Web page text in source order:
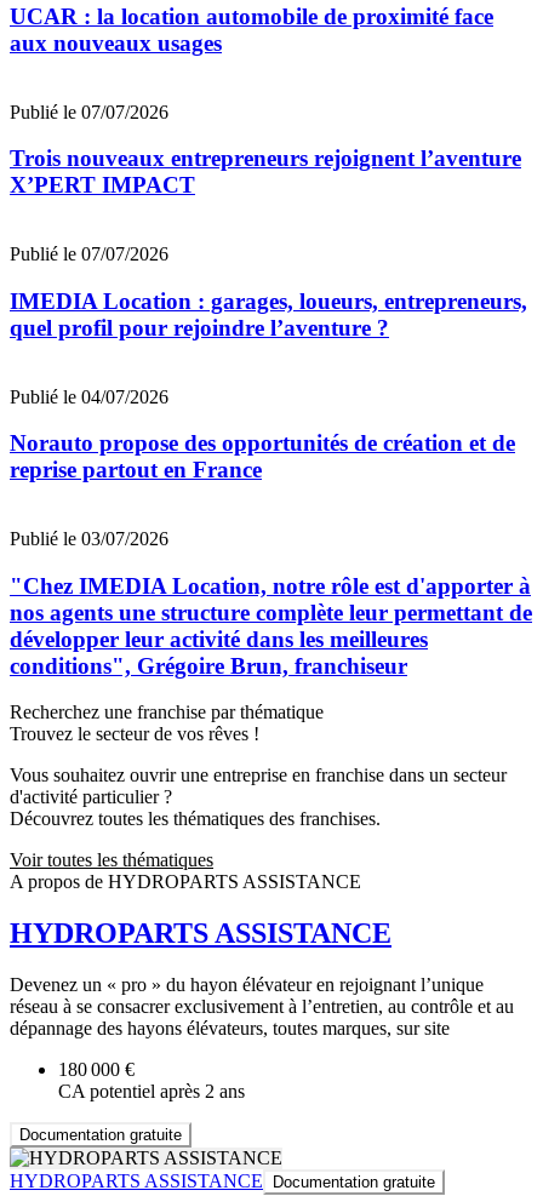
UCAR : la location automobile de proximité face
aux nouveaux usages
Publié le 07/07/2026
Trois nouveaux entrepreneurs rejoignent l’aventure
X’PERT IMPACT
Publié le 07/07/2026
IMEDIA Location : garages, loueurs, entrepreneurs,
quel profil pour rejoindre l’aventure ?
Publié le 04/07/2026
Norauto propose des opportunités de création et de
reprise partout en France
Publié le 03/07/2026
"Chez IMEDIA Location, notre rôle est d'apporter à
nos agents une structure complète leur permettant de
développer leur activité dans les meilleures
conditions", Grégoire Brun, franchiseur
Recherchez une franchise par thématique
Trouvez le secteur de vos rêves !
Vous souhaitez ouvrir une entreprise en franchise dans un secteur
d'activité particulier ?
Découvrez toutes les thématiques des franchises.
Voir toutes les thématiques
A propos de HYDROPARTS ASSISTANCE
HYDROPARTS ASSISTANCE
Devenez un « pro » du hayon élévateur en rejoignant l’unique
réseau à se consacrer exclusivement à l’entretien, au contrôle et au
dépannage des hayons élévateurs, toutes marques, sur site
180 000 €
CA potentiel après 2 ans
Documentation gratuite
HYDROPARTS ASSISTANCE Documentation gratuite